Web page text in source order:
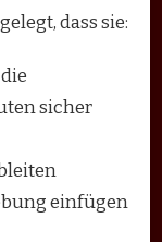
dass sie:
sicher
einfügen